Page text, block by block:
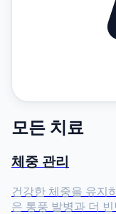
모든 치료
체중 관리
건강한 체중을 유지
은 통풍 발병과 더